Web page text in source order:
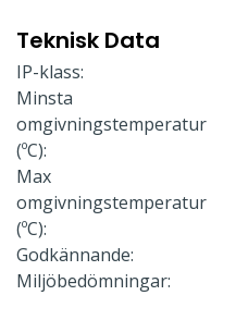
Teknisk Data
IP-klass:
Minsta
omgivningstemperatur
(ºC):
Max
omgivningstemperatur
(ºC):
Godkännande:
Miljöbedömningar: